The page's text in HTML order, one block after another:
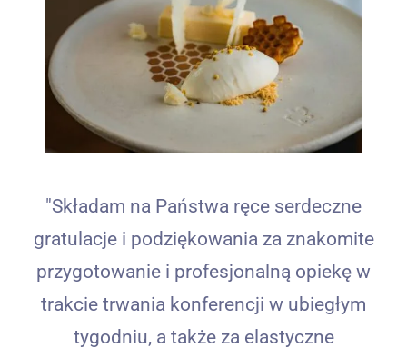
"Składam na Państwa ręce serdeczne
gratulacje i podziękowania za znakomite
przygotowanie i profesjonalną opiekę w
trakcie trwania konferencji w ubiegłym
tygodniu, a także za elastyczne